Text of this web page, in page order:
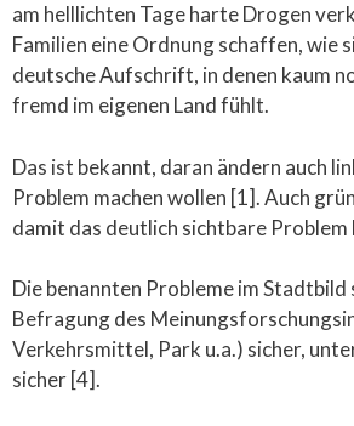
am helllichten Tage harte Drogen
Familien eine Ordnung schaffen, wie
deutsche Aufschrift, in denen kaum
fremd im eigenen Land fühlt.
Das ist bekannt, daran ändern auch
Problem machen wollen [1]. Auch
damit das deutlich sichtbare
Die benannten Probleme im
Befragung des
Verkehrsmittel, Park u.a.) sicher,
sicher [4].